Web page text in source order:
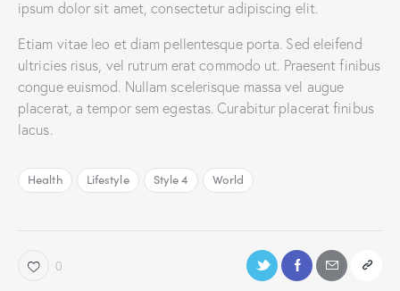
ipsum dolor sit amet, consectetur adipiscing elit.
Etiam vitae leo et diam pellentesque porta. Sed eleifend
ultricies risus, vel rutrum erat commodo ut. Praesent finibus
congue euismod. Nullam scelerisque massa vel augue
placerat, a tempor sem egestas. Curabitur placerat finibus
lacus.
Health Lifestyle Style 4 World
0